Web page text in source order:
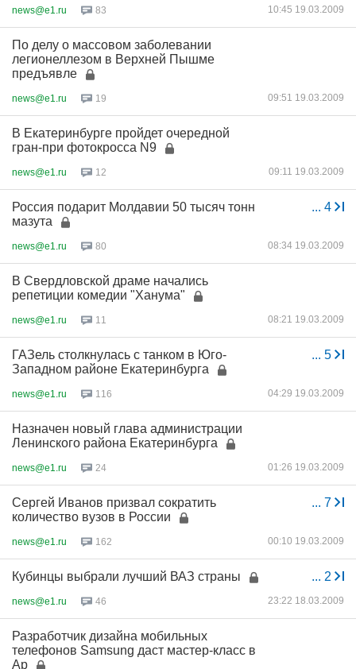
news@e1.ru 83 10:45 19.03.2009
По делу о массовом заболевании
легионеллезом в Верхней Пышме
предъявле
news@e1.ru 19 09:51 19.03.2009
В Екатеринбурге пройдет очередной
гран-при фотокросса N9
news@e1.ru 12 09:11 19.03.2009
... 4
Россия подарит Молдавии 50 тысяч тонн
мазута
news@e1.ru 80 08:34 19.03.2009
В Свердловской драме начались
репетиции комедии "Ханума"
news@e1.ru 11 08:21 19.03.2009
... 5
ГАЗель столкнулась с танком в Юго-
Западном районе Екатеринбурга
news@e1.ru 116 04:29 19.03.2009
Назначен новый глава администрации
Ленинского района Екатеринбурга
news@e1.ru 24 01:26 19.03.2009
... 7
Сергей Иванов призвал сократить
количество вузов в России
news@e1.ru 162 00:10 19.03.2009
... 2
Кубинцы выбрали лучший ВАЗ страны
news@e1.ru 46 23:22 18.03.2009
Разработчик дизайна мобильных
телефонов Samsung даст мастер-класс в
Ар